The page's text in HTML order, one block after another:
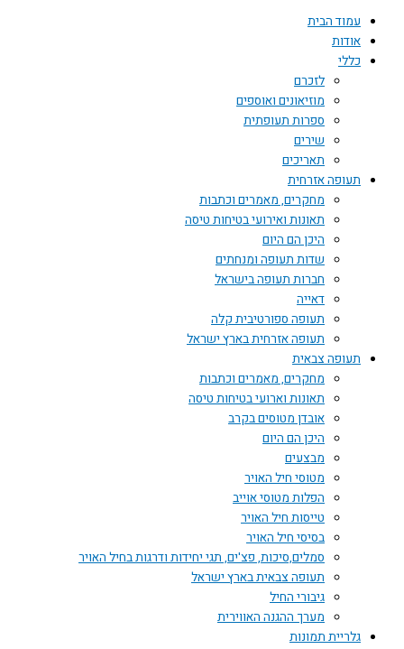
עמוד הבית
אודות
כללי
לזכרם
מוזיאונים ואוספים
ספרות תעופתית
שירים
תאריכים
תעופה אזרחית
מחקרים, מאמרים וכתבות
תאונות ואירועי בטיחות טיסה
היכן הם היום
שדות תעופה ומנחתים
חברות תעופה בישראל
דאייה
תעופה ספורטיבית קלה
תעופה אזרחית בארץ ישראל
תעופה צבאית
מחקרים, מאמרים וכתבות
תאונות וארועי בטיחות טיסה
אובדן מטוסים בקרב
היכן הם היום
מבצעים
מטוסי חיל האויר
הפלות מטוסי אוייב
טייסות חיל האויר
בסיסי חיל האויר
סמלים,סיכות, פצ'ים, תגי יחידות ודרגות בחיל האויר
תעופה צבאית בארץ ישראל
גיבורי החיל
מערך ההגנה האווירית
גלריית תמונות